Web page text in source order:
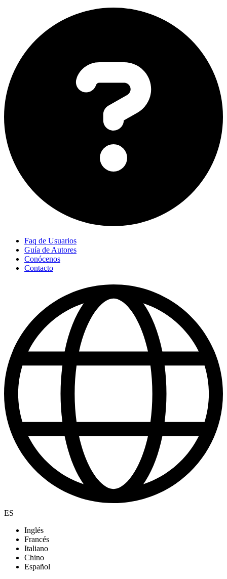
Faq de Usuarios
Guía de Autores
Conócenos
Contacto
ES
Inglés
Francés
Italiano
Chino
Español